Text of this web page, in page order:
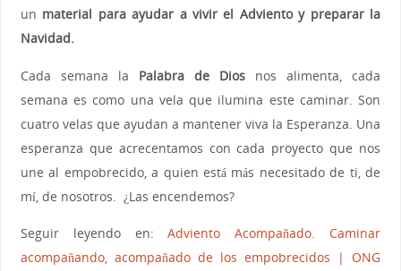
un material para ayudar a vivir el Adviento y preparar la
Navidad.
Cada semana la Palabra de Dios nos alimenta, cada
semana es como una vela que ilumina este caminar. Son
cuatro velas que ayudan a mantener viva la Esperanza. Una
esperanza que acrecentamos con cada proyecto que nos
une al empobrecido, a quien está más necesitado de ti, de
mí, de nosotros. ¿Las encendemos?
Seguir leyendo en:Adviento Acompañado. Caminar
acompañando, acompañado de los empobrecidos | ONG